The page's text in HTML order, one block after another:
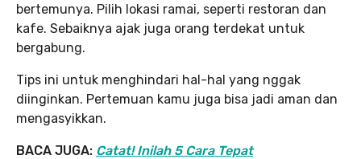
bertemunya. Pilih lokasi ramai, seperti restoran dan
kafe. Sebaiknya ajak juga orang terdekat untuk
bergabung.
Tips ini untuk menghindari hal-hal yang nggak
diinginkan. Pertemuan kamu juga bisa jadi aman dan
mengasyikkan.
BACA JUGA: Catat! Inilah 5 Cara Tepat